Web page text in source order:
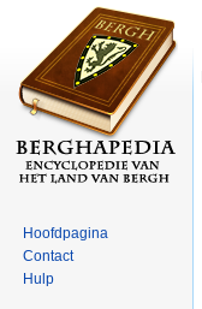
Hoofdpagina
Contact
Hulp